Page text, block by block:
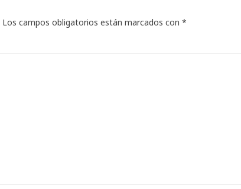
Los campos obligatorios están marcados con *